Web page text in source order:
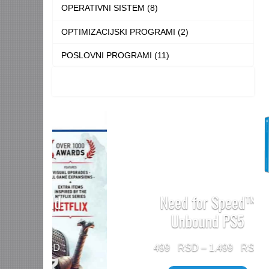
OPERATIVNI SISTEM (8)
OPTIMIZACIJSKI PROGRAMI (2)
POSLOVNI PROGRAMI (11)
Need for Speed™
Unbound PS5
1.499
Price
range: